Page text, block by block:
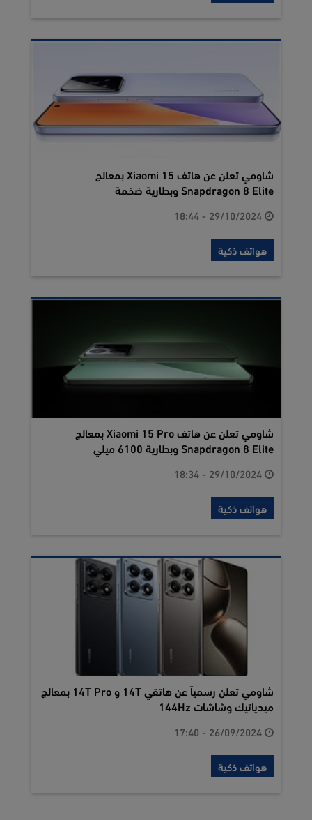
شاومي تعلن عن هاتف Xiaomi 15 بمعالج
Snapdragon 8 Elite وبطارية ضخمة
هواتف ذكية
شاومي تعلن عن هاتف Xiaomi 15 Pro بمعالج
Snapdragon 8 Elite وبطارية 6100 ميلي
هواتف ذكية
شاومي تعلن رسمياً عن هاتقي 14T و 14T Pro بمعالج
ميدياتيك وشاشات 144Hz
هواتف ذكية